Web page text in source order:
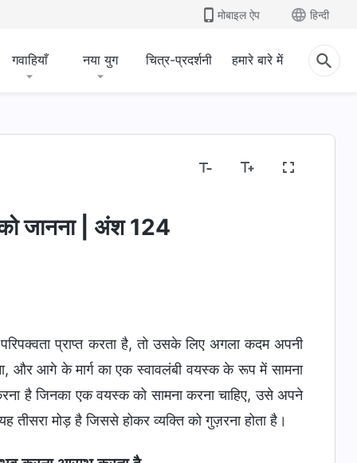
मोबाइल ऐप हिन्दी
गवाहियाँ नया युग चित्र-प्रदर्शनी हमारे बारे में
जानना | अंश 124
प्राप्त करता है, तो उसके लिए अगला कदम अपनी
और आगे के मार्ग का एक स्वावलंबी वयस्क के रूप में सामना
है जिनका एक वयस्क को सामना करना चाहिए, उसे अपने
मोड़ है जिससे होकर व्यक्ति को गुज़रना होता है।